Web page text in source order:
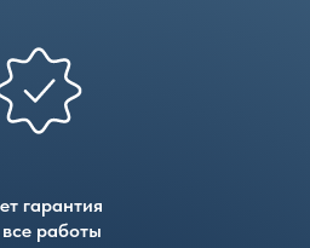
гарантия
работы